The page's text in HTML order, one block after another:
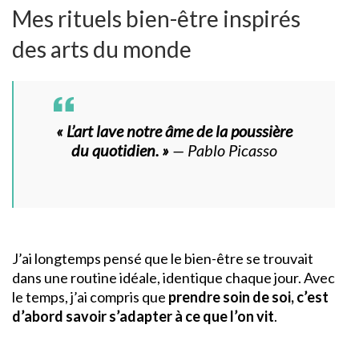
Mes rituels bien-être inspirés
des arts du monde
« L’art lave notre âme de la poussière
du quotidien. » — Pablo Picasso
J’ai longtemps pensé que le bien-être se trouvait
dans une routine idéale, identique chaque jour. Avec
le temps, j’ai compris que prendre soin de soi, c’est
d’abord savoir s’adapter à ce que l’on vit.